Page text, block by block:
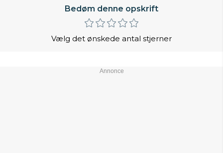
Bedøm denne opskrift
Vælg det ønskede antal stjerner